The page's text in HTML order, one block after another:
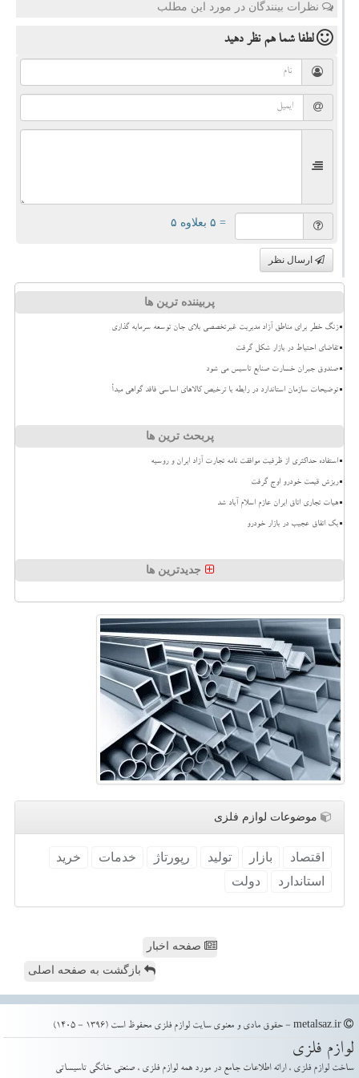
نظرات بینندگان در مورد این مطلب
لطفا شما همنظر دهید
= ۵ بعلاوه ۵
ارسال نظر
پربیننده ترین ها
زنگ خطر برای مناطق آزاد مدیریت غیرتخصصی بلای جان توسعه سرمایه گذاری
تقاضای احتیاط در بازار شکل گرفت
صندوق جبران خسارت صنایع تاسیس می شود
توضیحات سازمان استاندارد در رابطه با ترخیص کالاهای اساسی فاقد گواهی مبدأ
پربحث ترین ها
استفاده حداکثری از ظرفیت موافقت نامه تجارت آزاد ایران و روسیه
ریزش قیمت خودرو اوج گرفت
هیات تجاری اتاق ایران عازم اسلام آباد شد
بک اتفاق عجیب در بازار خودرو
جدیدترین ها
موضوعات لوازم فلزی
اقتصاد بازار تولید رپورتاژ خدمات
خرید
استاندارد
دولت
صفحه اخبار
بازگشت به صفحه اصلی
لوازم فلزی
ساخت لوازم فلزی ، ارائه اطلاعات جامع در مورد همه لوازم فلزی ، صنعتی خانگی تاسیساتی